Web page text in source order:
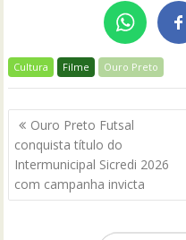
Cultura Filme Ouro Preto
Navegação
de
Post
Ouro Preto Futsal
conquista título do
Intermunicipal Sicredi 2026
com campanha invicta